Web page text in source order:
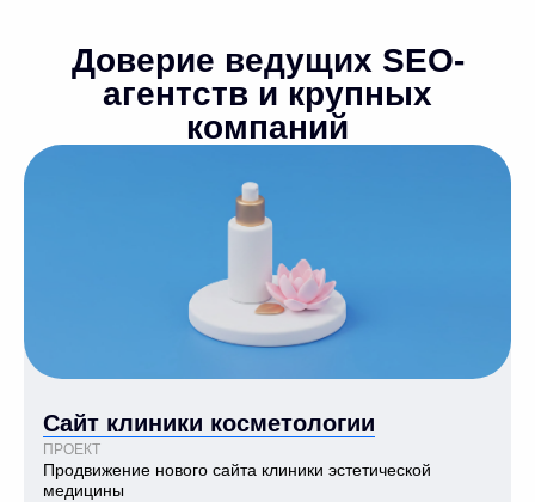
Доверие ведущих SEO-
агентств и крупных
компаний
Сайт клиники косметологии
ПРОЕКТ
Продвижение нового сайта клиники эстетической
медицины